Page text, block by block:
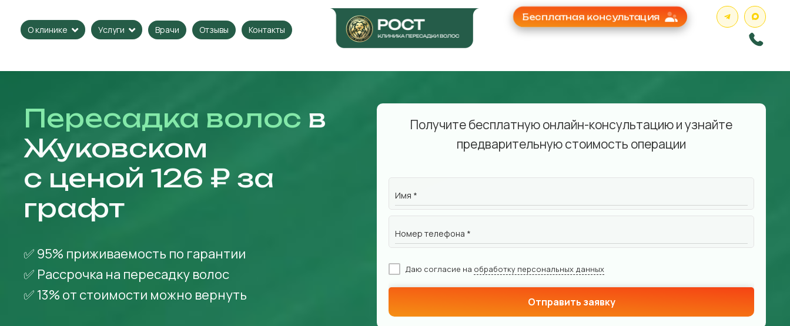
О клинике Услуги Врачи Отзывы Контакты
Бесплатная консультация
Пересадка волос в
Жуковском
с ценой 126 ₽ за
графт
✅ 95% приживаемость по гарантии
✅ Рассрочка на пересадку волос
✅ 13% от стоимости можно вернуть
Получите бесплатную онлайн-консультацию и узнайте
предварительную стоимость операции
Имя *
Номер телефона *
Даю согласие на обработку персональных данных
Отправить заявку